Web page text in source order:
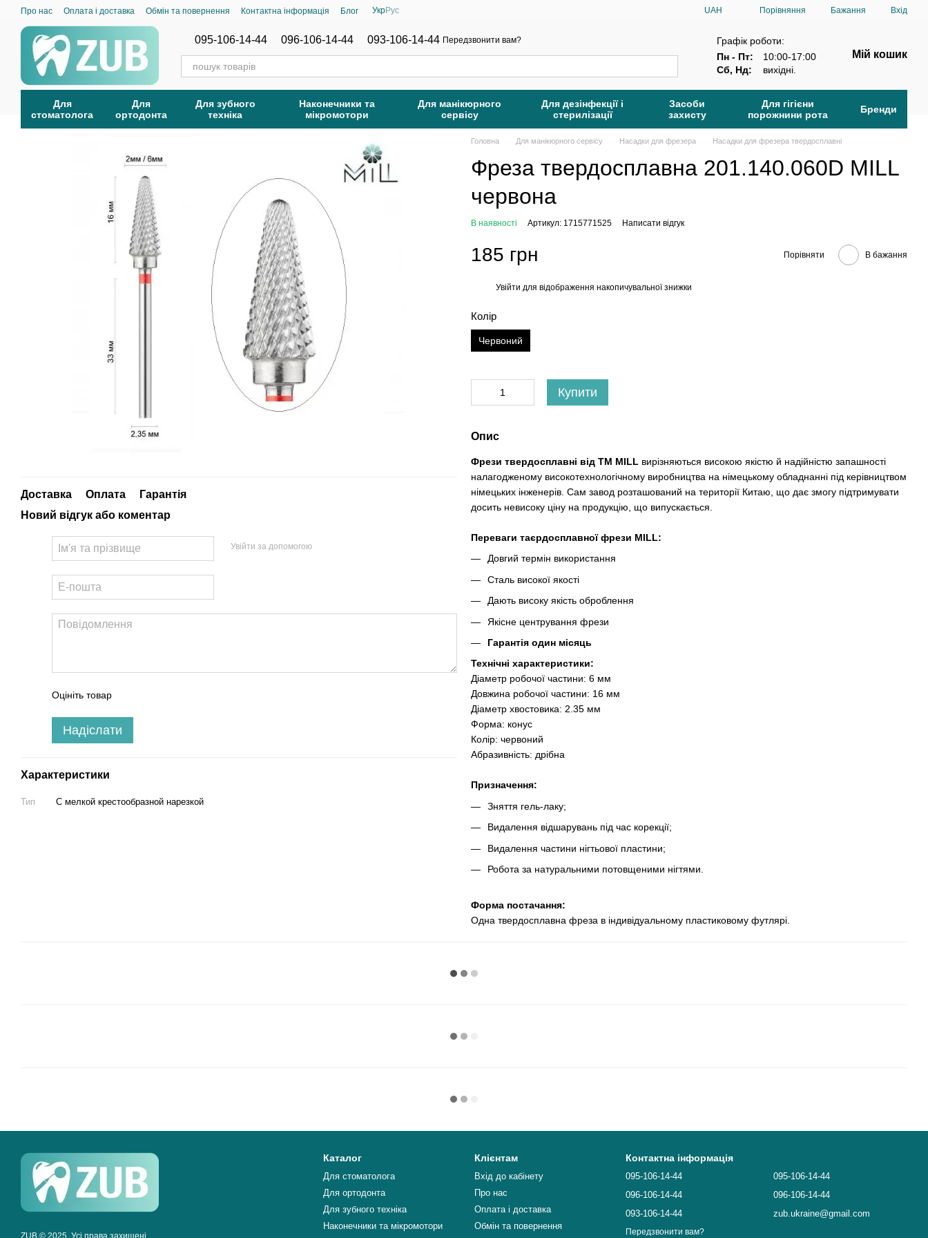
Перейти до основного контенту
Про нас Оплата і доставка Обмін та повернення Контактна інформація Блог УкрРус UAH Порівняння Бажання Вхід
095-106-14-44 096-106-14-44 093-106-14-44 Передзвонити вам?
Графік роботи:
Пн - Пт:
10:00-17:00
Сб, Нд:
вихідні.
Мій кошик
Для
стоматолога
Для
ортодонта
Для зубного
техніка
Наконечники та
мікромотори
Для манікюрного
сервісу
Для дезінфекції і
стерилізації
Засоби
захисту
Для гігієни
порожнини рота
Бренди
Доставка Оплата
Гарантія
Новий відгук або коментар
Увійти за допомогою
Оцініть товар
Надіслати
Характеристики
Тип С мелкой крестообразной нарезкой
Головна Для манікюрного сервісу Насадки для фрезера Насадки для фрезера твердосплавні
Фреза твердосплавна 201.140.060D MILL
червона
В наявності Артикул: 1715771525 Написати відгук
185 грн Порівняти В бажання
Увійти для відображення накопичувальної знижки
Колір
Червоний
Купити
Опис
Фрези твердосплавні від ТМ MILL вирізняються високою якістю й надійністю запашності
налагодженому високотехнологічному виробництва на німецькому обладнанні під керівництвом
німецьких інженерів. Сам завод розташований на території Китаю, що дає змогу підтримувати
досить невисоку ціну на продукцію, що випускається.
Переваги таєрдосплавної фрези MILL:
Довгий термін використання
Сталь високої якості
Дають високу якість оброблення
Якісне центрування фрези
Гарантія один місяць
Технічні характеристики:
Діаметр робочої частини: 6 мм
Довжина робочої частини: 16 мм
Діаметр хвостовика: 2.35 мм
Форма: конус
Колір: червоний
Абразивність: дрібна
Призначення:
Зняття гель-лаку;
Видалення відшарувань під час корекції;
Видалення частини нігтьової пластини;
Робота за натуральними потовщеними нігтями.
Форма постачання:
Одна твердосплавна фреза в індивідуальному пластиковому футлярі.
ZUB © 2025. Усі права захищені.
Каталог
Для стоматолога
Для ортодонта
Для зубного техніка
Наконечники та мікромотори
Клієнтам
Вхід до кабінету
Про нас
Оплата і доставка
Обмін та повернення
Контактна інформація
095-106-14-44
096-106-14-44
093-106-14-44
Передзвонити вам?
095-106-14-44
096-106-14-44
zub.ukraine@gmail.com